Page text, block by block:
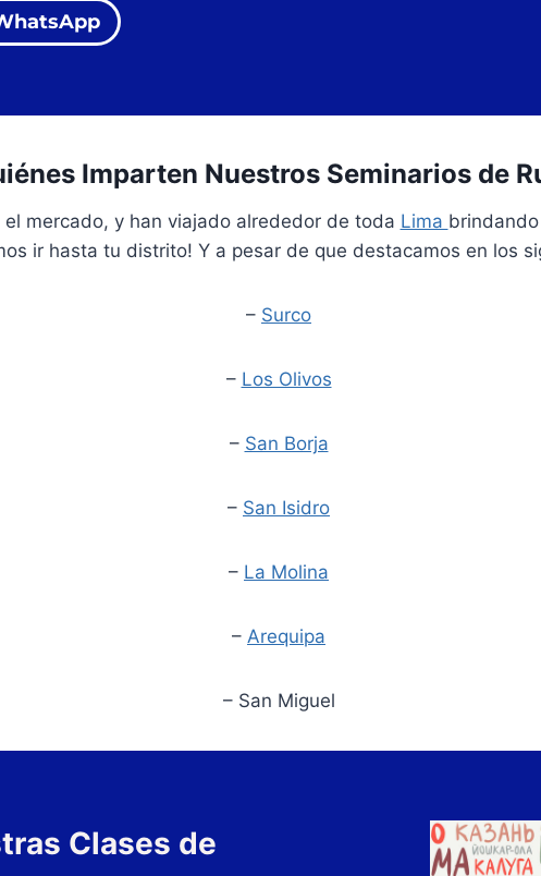
Imparten Nuestros Seminarios de
mercado, y han viajado alrededor de toda Lima
ir hasta tu distrito! Y a pesar de que destacamos en los
– Surco
– Los Olivos
– San Borja
– San Isidro
– La Molina
– Arequipa
– San Miguel
Clases de